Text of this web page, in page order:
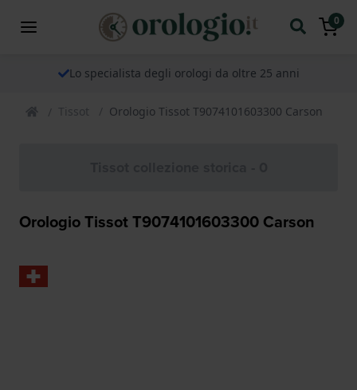
0
Lo specialista degli orologi da oltre 25 anni
Tissot Orologio Tissot T9074101603300 Carson
Orologio Tissot T9074101603300 Carson